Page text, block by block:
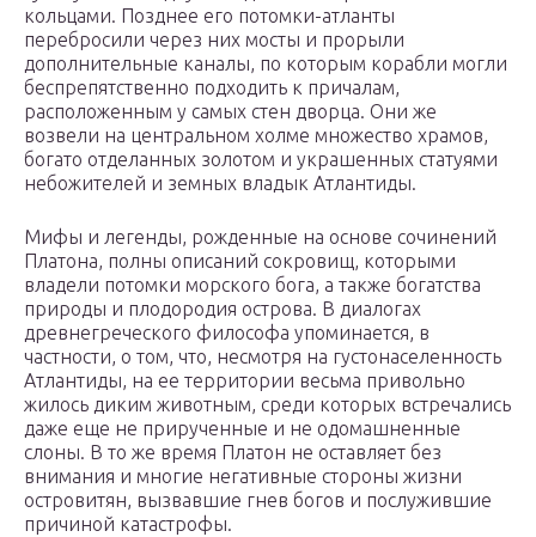
кольцами. Позднее его потомки-атланты
перебросили через них мосты и прорыли
дополнительные каналы, по которым корабли могли
беспрепятственно подходить к причалам,
расположенным у самых стен дворца. Они же
возвели на центральном холме множество храмов,
богато отделанных золотом и украшенных статуями
небожителей и земных владык Атлантиды.
Мифы и легенды, рожденные на основе сочинений
Платона, полны описаний сокровищ, которыми
владели потомки морского бога, а также богатства
природы и плодородия острова. В диалогах
древнегреческого философа упоминается, в
частности, о том, что, несмотря на густонаселенность
Атлантиды, на ее территории весьма привольно
жилось диким животным, среди которых встречались
даже еще не прирученные и не одомашненные
слоны. В то же время Платон не оставляет без
внимания и многие негативные стороны жизни
островитян, вызвавшие гнев богов и послужившие
причиной катастрофы.